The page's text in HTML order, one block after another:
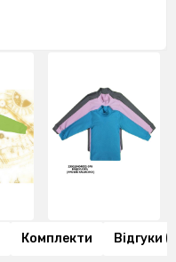
Комплекти Відгуки